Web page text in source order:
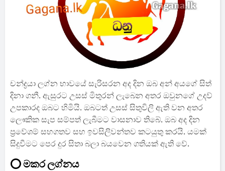
චන්ද්‍රයා ලග්න භාවයේ සැරිසරන අද දින ඔබ අන් අයගේ සිත්
දිනා ගනී. ඇසුරට උසස් මිතුරන් ලැබෙන අතර ඔවුනගේ උදව්
උපකාරද ඔබට හිමියි. ඔබටත් උසස් සිතුවිලි ඇති වන අතර
ලෞකික සැප සම්පත් ලැබීමට වාසනාව ති‍බේ. ඔබ අද දින
ප්‍රවේශම් සහගතව සහ ඉවසිලිවන්තව කටයුතු කරයි. යමක්
සිදුවීමට පෙර දුර සිතා බලා බයවෙන ගතියක් ඇති වේ.
⭕ මකර ලග්නය